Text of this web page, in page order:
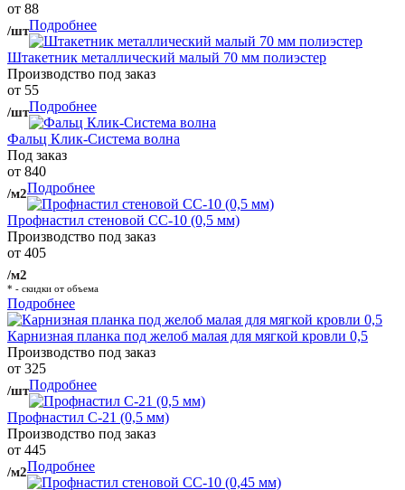
от 88
/штПодробнее
Штакетник металлический малый 70 мм полиэстер
Производство под заказ
от 55
/штПодробнее
Фальц Клик-Система волна
Под заказ
от 840
/м2Подробнее
Профнастил стеновой СС-10 (0,5 мм)
Производство под заказ
от 405
/м2
* - скидки от объема
Подробнее
Карнизная планка под желоб малая для мягкой кровли 0,5
Производство под заказ
от 325
/штПодробнее
Профнастил С-21 (0,5 мм)
Производство под заказ
от 445
/м2Подробнее